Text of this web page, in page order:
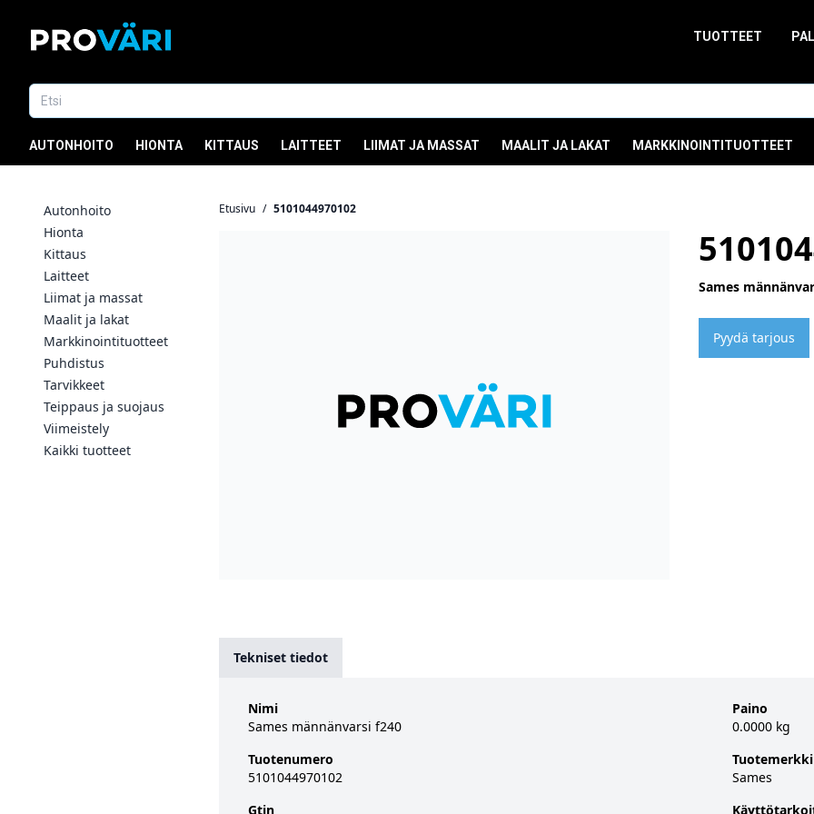
TUOTTEET
AUTONHOITO HIONTA KITTAUS LAITTEET LIIMAT JA MASSAT MAALIT JA LAKAT MARKKINOINTITUOTTEET
Autonhoito
Hionta
Kittaus
Laitteet
Liimat ja massat
Maalit ja lakat
Markkinointituotteet
Puhdistus
Tarvikkeet
Teippaus ja suojaus
Viimeistely
Kaikki tuotteet
Etusivu / 5101044970102
Sames
Pyydä tarjous
Tekniset tiedot
Nimi
Sames männänvarsi f240
Tuotenumero
5101044970102
Gtin
Paino
0.0000 kg
Tuotemerkki
Sames